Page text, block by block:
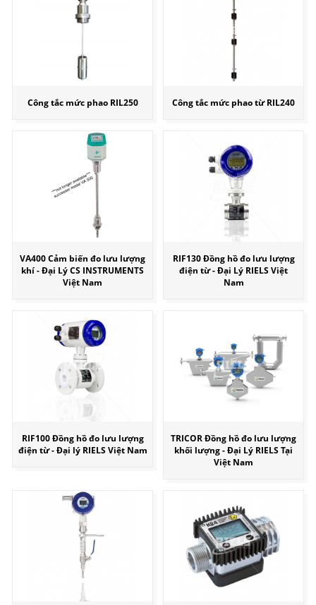
Công tắc mức phao RIL250 Công tắc mức phao từ RIL240
VA400 Cảm biến đo lưu lượng
khí - Đại Lý CS INSTRUMENTS
Việt Nam
RIF130 Đồng hồ đo lưu lượng
điện từ - Đại Lý RIELS Việt
Nam
RIF100 Đồng hồ đo lưu lượng
điện từ - Đại lý RIELS Việt Nam
TRICOR Đồng hồ đo lưu lượng
khối lượng - Đại Lý RIELS Tại
Việt Nam